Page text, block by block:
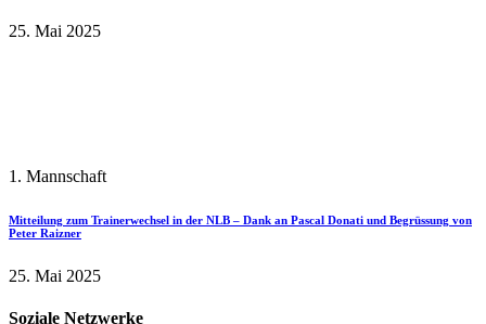
25. Mai 2025
1. Mannschaft
Mitteilung zum Trainerwechsel in der NLB – Dank an Pascal Donati und Begrüssung von
Peter Raizner
25. Mai 2025
Soziale Netzwerke